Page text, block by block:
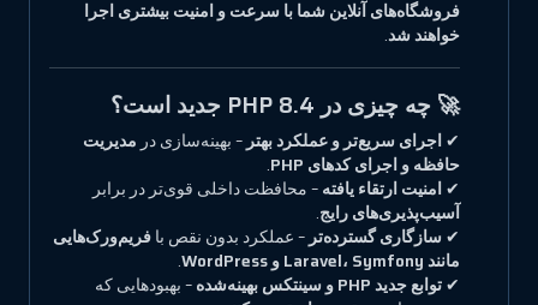
فروشگاه‌های آنلاین شما با سرعت و امنیت بیشتری اجرا
خواهند شد.
🚀 چه چیزی در PHP 8.4 جدید است؟
✔اجرای سریع‌تر و عملکرد بهتر – بهینه‌سازی در مدیریت
حافظه و اجرای کدهای PHP
.
✔امنیت ارتقاء یافته– محافظت داخلی قوی‌تر در برابر
آسیب‌پذیری‌های رایج.
✔سازگاری گسترده‌تر – عملکرد بدون نقص بافریم‌ورک‌هایی
مانند Laravel، Symfony و WordPress
.
✔توابع جدید PHP و سینتکس بهینه‌شده
– بهبودهایی که